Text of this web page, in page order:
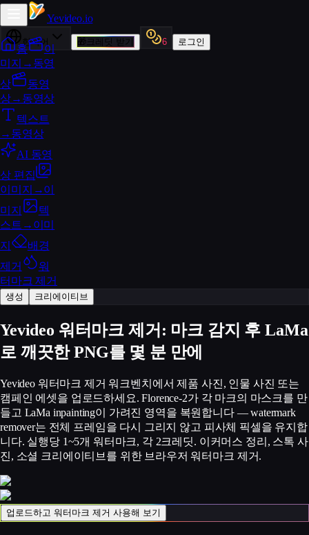
Yevideo.io
한국어 🎁 크레딧 받기 6 로그인
홈
이
미지→동영
상
동영
상→동영상
텍스트
→동영상
AI 동영
상 편집
이미지→이
미지
텍
스트→이미
지
배경
제거
워
터마크 제거
생성 크리에이티브
Yevideo 워터마크 제거: 마크 감지 후 LaMa
로 깨끗한 PNG를 몇 분 만에
Yevideo 워터마크 제거 워크벤치에서 제품 사진, 인물 사진 또는
캠페인 에셋을 업로드하세요. Florence-2가 각 마크의 마스크를 만
들고 LaMa inpainting이 가려진 영역을 복원합니다 — watermark
remover는 전체 프레임을 다시 그리지 않고 피사체 픽셀을 유지합
니다. 실행당 1~5개 워터마크, 각 2크레딧. 이커머스 정리, 스톡 사
진, 소셜 크리에이티브를 위한 브라우저 워터마크 제거.
업로드하고 워터마크 제거 사용해 보기